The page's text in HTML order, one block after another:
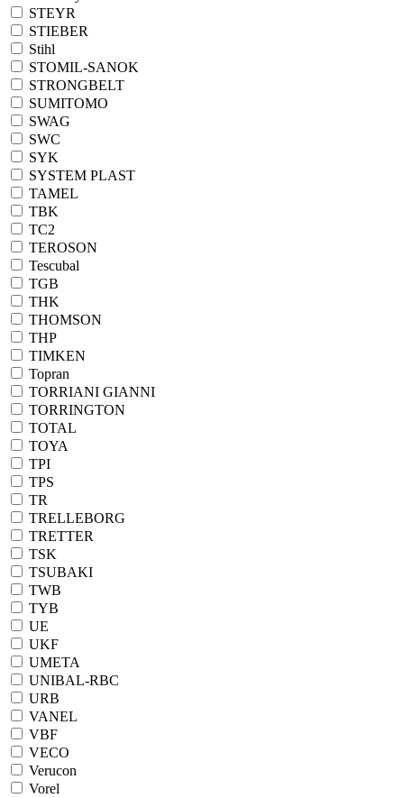
STEYR
STIEBER
Stihl
STOMIL-SANOK
STRONGBELT
SUMITOMO
SWAG
SWC
SYK
SYSTEM PLAST
TAMEL
TBK
TC2
TEROSON
Tescubal
TGB
THK
THOMSON
THP
TIMKEN
Topran
TORRIANI GIANNI
TORRINGTON
TOTAL
TOYA
TPI
TPS
TR
TRELLEBORG
TRETTER
TSK
TSUBAKI
TWB
TYB
UE
UKF
UMETA
UNIBAL-RBC
URB
VANEL
VBF
VECO
Verucon
Vorel